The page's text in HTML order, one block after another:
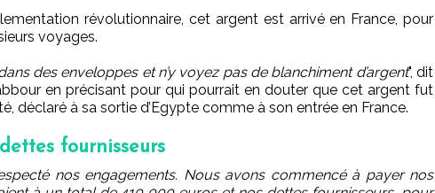
révolutionnaire, cet argent est arrivé en France, pour
voyages.
des enveloppes et n’y voyez pas de blanchiment d’argent", dit
en précisant pour qui pourrait en douter que cet argent fut
déclaré à sa sortie d’Egypte comme à son entrée en France.
fournisseurs
nos engagements. Nous avons commencé à payer nos